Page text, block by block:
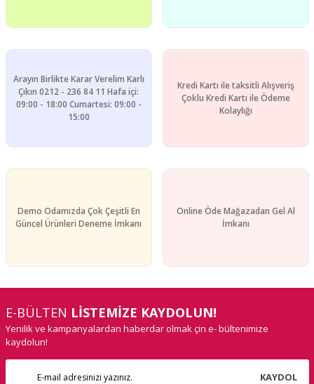
Arayın Birlikte Karar Verelim Karlı
Çıkın 0212 - 236 84 11 Hafa içi:
09:00 - 18:00 Cumartesi: 09:00 -
15:00
Kredi Kartı ile taksitli Alışveriş
Çoklu Kredi Kartı ile Ödeme
Kolaylığı
Demo Odamızda Çok Çeşitli En
Güncel Ürünleri Deneme İmkanı
Online Öde Mağazadan Gel Al
İmkanı
E-BÜLTEN LİSTEMİZE KAYDOLUN!
Yenilik ve kampanyalardan haberdar olmak çin e- bültenimize
kaydolun!
KAYDOL